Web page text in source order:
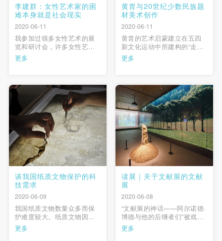
李建群：女性艺术家的困
难本身就是社会现实
2020-06-11
我参加过很多女性艺术的展
览和研讨会，许多女性艺术
家在发言时，都希望不要提
自己是女艺术家，希望自己
道，性别一定会影响她的创
作。跟美国女性主义者相
比，中国女性艺术家缺少一
种勇气和一如既往的精神。
更多
黄胄与20世纪少数民族题
材美术创作
2020-06-11
黄胄的艺术启蒙建立在五四
新文化运动中所建构的“走向
生活”观念之上。20世纪五六
十年代，他开创了“在生活中
范式，闯出了一条新时代人
物画的独特道路。20世纪80
年代，黄胄以边疆少数民族
地区作为“创作基地 …
更多
谈我国纸质文物保护的科
技需求
2020-06-09
我国纸质文物数量众多而保
护难度较大。纸质文物因其
特殊的本体材料、性能，病
害原因多样、易于损毁，特
更多
读展｜关于文献展的文献
展
2020-06-08
“文献展的神话——阿尔诺德·
博德与他的后继者们”被戏称
为“关于文献展的文献展”。展
览选在第十四届卡塞尔文献
更多
验证码
登录